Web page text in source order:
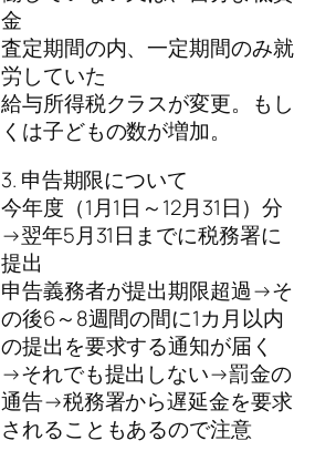
金
査定期間の内、一定期間のみ就
労していた
給与所得税クラスが変更。もし
くは子どもの数が増加。
3. 申告期限について
今年度（1月1日～12月31日）分
→翌年5月31日までに税務署に
提出
申告義務者が提出期限超過→そ
の後6～8週間の間に1カ月以内
の提出を要求する通知が届く
→それでも提出しない→罰金の
通告→税務署から遅延金を要求
されることもあるので注意